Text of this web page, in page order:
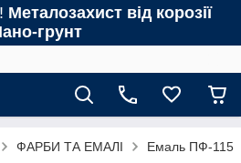
Металозахист від корозії
грунт
ФАРБИ ТА ЕМАЛІ Емаль ПФ-115